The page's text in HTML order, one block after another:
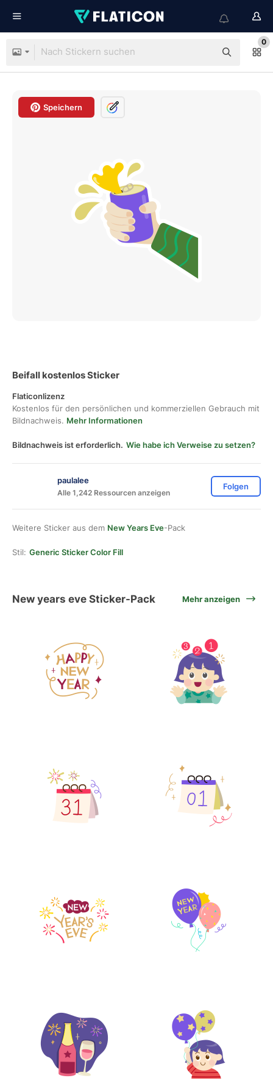
0
Speichern
Beifall kostenlos Sticker
Flaticonlizenz
Kostenlos für den persönlichen und kommerziellen Gebrauch mit
Bildnachweis. Mehr Informationen
Bildnachweis ist erforderlich. Wie habe ich Verweise zu setzen?
paulalee
Alle 1,242 Ressourcen anzeigen
Folgen
Weitere Sticker aus dem New Years Eve-Pack
Stil: Generic Sticker Color Fill
New years eve Sticker-Pack Mehr anzeigen